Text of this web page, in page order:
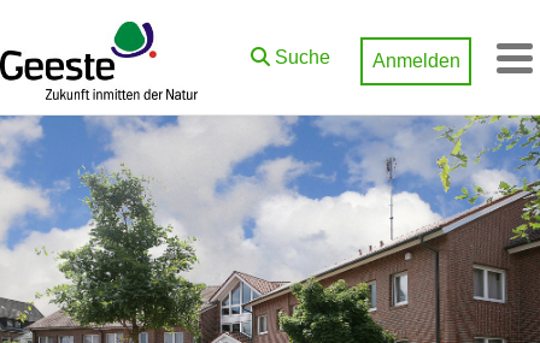
Zum Hauptinhalt springen
Suche Anmelden